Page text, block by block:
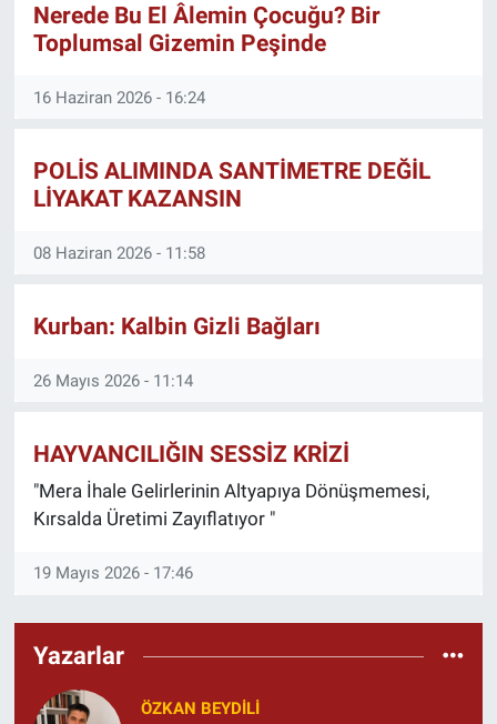
Nerede Bu El Âlemin Çocuğu? Bir
Toplumsal Gizemin Peşinde
16 Haziran 2026 - 16:24
POLİS ALIMINDA SANTİMETRE DEĞİL
LİYAKAT KAZANSIN
08 Haziran 2026 - 11:58
Kurban: Kalbin Gizli Bağları
26 Mayıs 2026 - 11:14
HAYVANCILIĞIN SESSİZ KRİZİ
"Mera İhale Gelirlerinin Altyapıya Dönüşmemesi,
Kırsalda Üretimi Zayıflatıyor "
19 Mayıs 2026 - 17:46
Yazarlar
ÖZKAN BEYDİLİ